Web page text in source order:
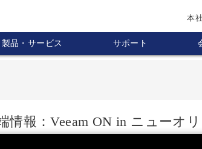
本
製品・サービス サポート
情報：Veeam ON in ニューオ